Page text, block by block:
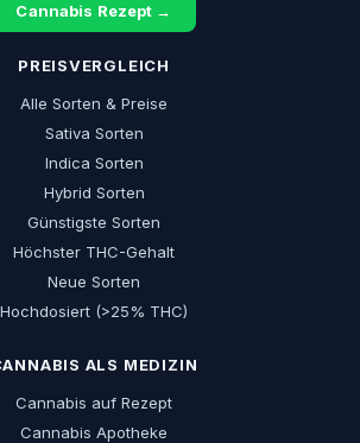
Cannabis Rezept →
PREISVERGLEICH
Alle Sorten & Preise
Sativa Sorten
Indica Sorten
Hybrid Sorten
Günstigste Sorten
Höchster THC-Gehalt
Neue Sorten
Hochdosiert (>25% THC)
ALS MEDIZIN
Cannabis auf Rezept
Cannabis Apotheke